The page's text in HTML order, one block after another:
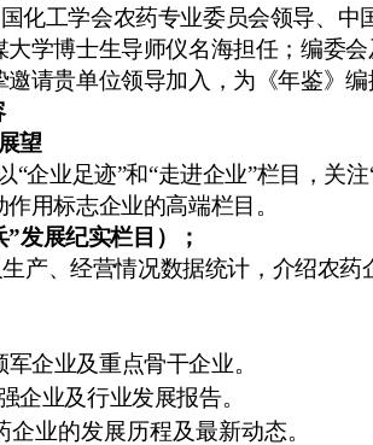
化工学会农药专业委员会领导、
学博士生导师仪名海担任；编委
请贵单位领导加入，为《年鉴》编
望
“企业足迹”和“走进企业”栏目，关
用标志企业的高端栏目。
”发展纪实栏目）；
产、经营情况数据统计，介绍农
企业及重点骨干企业。
企业及行业发展报告。
业的发展历程及最新动态。